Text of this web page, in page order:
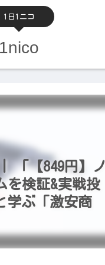
1日1ニコ
1nico
「【849円】ノ
を検証&実戦投
学ぶ「激安商